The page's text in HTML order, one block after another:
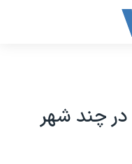
چند شهر